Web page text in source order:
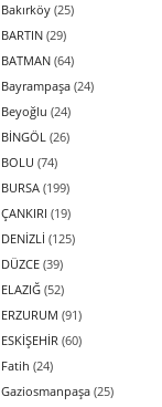
Bakırköy (25)
BARTIN (29)
BATMAN (64)
Bayrampaşa (24)
Beyoğlu (24)
BİNGÖL (26)
BOLU (74)
BURSA (199)
ÇANKIRI (19)
DENİZLİ (125)
DÜZCE (39)
ELAZIĞ (52)
ERZURUM (91)
ESKİŞEHİR (60)
Fatih (24)
Gaziosmanpaşa (25)